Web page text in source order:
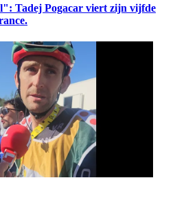
Tadej Pogacar viert zijn vijfde